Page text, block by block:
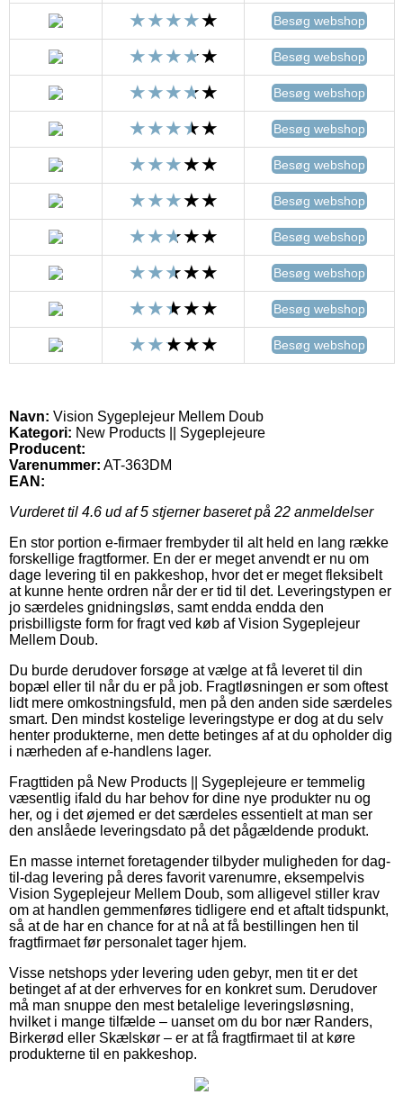
Besøg webshop
Besøg webshop
Besøg webshop
Besøg webshop
Besøg webshop
Besøg webshop
Besøg webshop
Besøg webshop
Besøg webshop
Besøg webshop
Navn: Vision Sygeplejeur Mellem Doub
Kategori: New Products || Sygeplejeure
Producent:
Varenummer: AT-363DM
EAN:
Vurderet til 4.6 ud af 5 stjerner baseret på 22 anmeldelser
En stor portion e-firmaer frembyder til alt held en lang række
forskellige fragtformer. En der er meget anvendt er nu om
dage levering til en pakkeshop, hvor det er meget fleksibelt
at kunne hente ordren når der er tid til det. Leveringstypen er
jo særdeles gnidningsløs, samt endda endda den
prisbilligste form for fragt ved køb af Vision Sygeplejeur
Mellem Doub.
Du burde derudover forsøge at vælge at få leveret til din
bopæl eller til når du er på job. Fragtløsningen er som oftest
lidt mere omkostningsfuld, men på den anden side særdeles
smart. Den mindst kostelige leveringstype er dog at du selv
henter produkterne, men dette betinges af at du opholder dig
i nærheden af e-handlens lager.
Fragttiden på New Products || Sygeplejeure er temmelig
væsentlig ifald du har behov for dine nye produkter nu og
her, og i det øjemed er det særdeles essentielt at man ser
den anslåede leveringsdato på det pågældende produkt.
En masse internet foretagender tilbyder muligheden for dag-
til-dag levering på deres favorit varenumre, eksempelvis
Vision Sygeplejeur Mellem Doub, som alligevel stiller krav
om at handlen gemmenføres tidligere end et aftalt tidspunkt,
så at de har en chance for at nå at få bestillingen hen til
fragtfirmaet før personalet tager hjem.
Visse netshops yder levering uden gebyr, men tit er det
betinget af at der erhverves for en konkret sum. Derudover
må man snuppe den mest betalelige leveringsløsning,
hvilket i mange tilfælde – uanset om du bor nær Randers,
Birkerød eller Skælskør – er at få fragtfirmaet til at køre
produkterne til en pakkeshop.